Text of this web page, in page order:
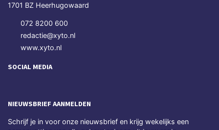
1701 BZ Heerhugowaard
072 8200 600
redactie@xyto.nl
www.xyto.nl
SOCIAL MEDIA
NIEUWSBRIEF AANMELDEN
Schrijf je in voor onze nieuwsbrief en krijg wekelijks een